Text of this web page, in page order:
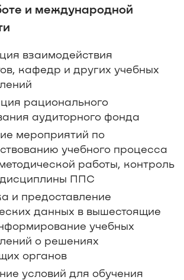
и международной
взаимодействия
кафедр и других учебных
рационального
аудиторного фонда
мероприятий по
учебного процесса
работы, контроль
ППС
и предоставление
данных в вышестоящие
учебных
о решениях
органов
условий для обучения